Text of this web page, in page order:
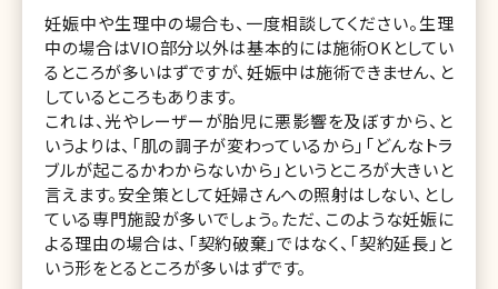
妊娠中や生理中の場合も、一度相談してください。生理
中の場合はVIO部分以外は基本的には施術OKとしてい
るところが多いはずですが、妊娠中は施術できません、と
しているところもあります。
これは、光やレーザーが胎児に悪影響を及ぼすから、と
いうよりは、「肌の調子が変わっているから」「どんなトラ
ブルが起こるかわからないから」というところが大きいと
言えます。安全策として妊婦さんへの照射はしない、とし
ている専門施設が多いでしょう。ただ、このような妊娠に
よる理由の場合は、「契約破棄」ではなく、「契約延長」と
いう形をとるところが多いはずです。